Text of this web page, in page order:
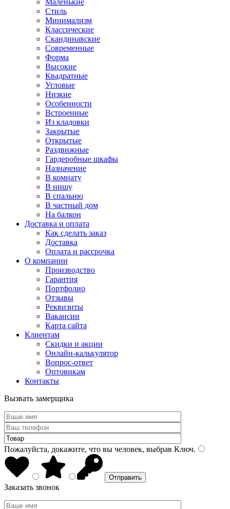
Маленькие
Стиль
Минимализм
Классические
Скандинавские
Современные
Форма
Высокие
Квадратные
Угловые
Низкие
Особенности
Встроенные
Из кладовки
Закрытые
Открытые
Раздвижные
Гардеробные шкафы
Назначение
В комнату
В нишу
В спальню
В частный дом
На балкон
Доставка и оплата
Как сделать заказ
Доставка
Оплата и рассрочка
О компании
Производство
Гарантия
Портфолио
Отзывы
Реквизиты
Вакансии
Карта сайта
Клиентам
Скидки и акции
Онлайн-калькулятор
Вопрос-ответ
Оптовикам
Контакты
Вызвать замерщика
Пожалуйста, докажите, что вы человек, выбрав Ключ.
Заказать звонок